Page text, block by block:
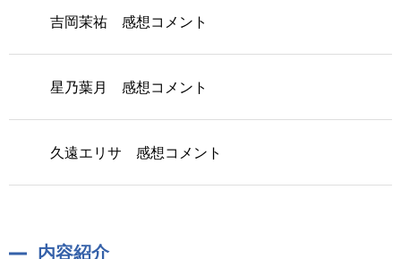
吉岡茉祐 感想コメント
星乃葉月 感想コメント
久遠エリサ 感想コメント
内容紹介